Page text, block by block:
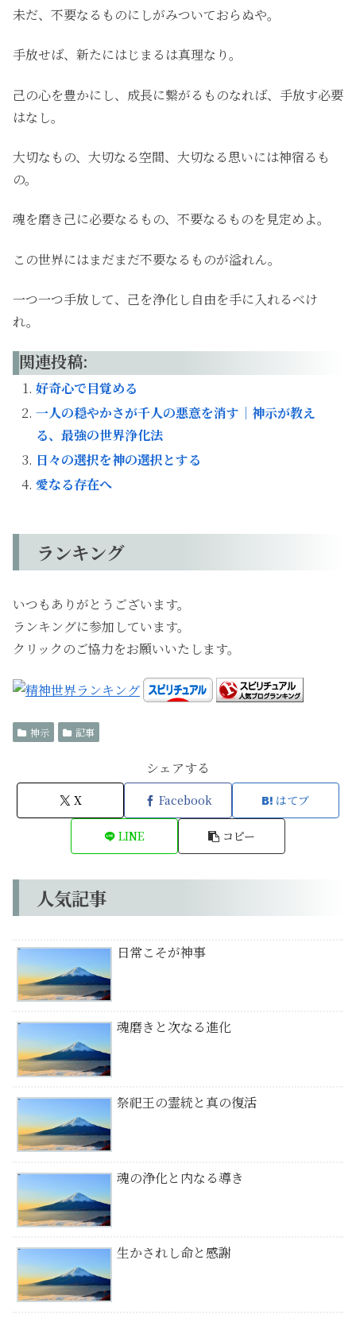
未だ、不要なるものにしがみついておらぬや。
手放せば、新たにはじまるは真理なり。
己の心を豊かにし、成長に繋がるものなれば、手放す必要
はなし。
大切なもの、大切なる空間、大切なる思いには神宿るも
の。
魂を磨き己に必要なるもの、不要なるものを見定めよ。
この世界にはまだまだ不要なるものが溢れん。
一つ一つ手放して、己を浄化し自由を手に入れるべけ
れ。
関連投稿:
好奇心で目覚める
一人の穏やかさが千人の悪意を消す｜神示が教え
る、最強の世界浄化法
日々の選択を神の選択とする
愛なる存在へ
ランキング
いつもありがとうございます。
ランキングに参加しています。
クリックのご協力をお願いいたします。
神示 記事
シェアする
X Facebook はてブ
LINE コピー
人気記事
日常こそが神事
魂磨きと次なる進化
祭祀王の霊統と真の復活
魂の浄化と内なる導き
生かされし命と感謝